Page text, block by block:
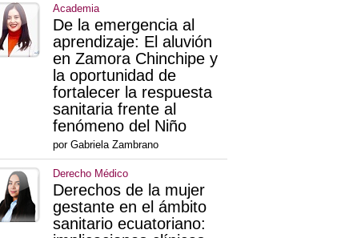
Academia
De la emergencia al
aprendizaje: El aluvión
en Zamora Chinchipe y
la oportunidad de
fortalecer la respuesta
sanitaria frente al
fenómeno del Niño
por Gabriela Zambrano
Derecho Médico
Derechos de la mujer
gestante en el ámbito
sanitario ecuatoriano: